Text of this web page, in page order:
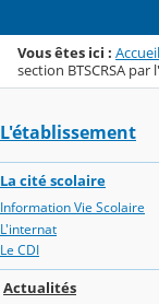
Vous êtes ici : Accueil
section BTSCRSA
L'établissement
La cité scolaire
Information Vie Scolaire
L'internat
Le CDI
Actualités